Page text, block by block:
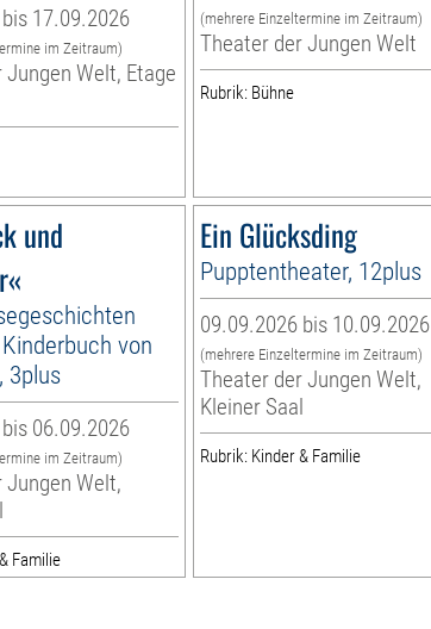
17.09.2026
im Zeitraum)
Welt, Etage
(mehrere Einzeltermine im Zeitraum)
Theater der Jungen Welt
Rubrik: Bühne
und
von
3plus
06.09.2026
im Zeitraum)
Welt,
Familie
Ein Glücksding
Pupptentheater, 12plus
09.09.2026 bis 10.09.2026
(mehrere Einzeltermine im Zeitraum)
Theater der Jungen Welt,
Kleiner Saal
Rubrik: Kinder & Familie